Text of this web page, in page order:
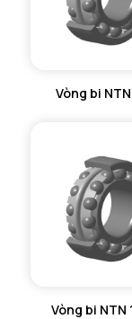
VÒNG BI LĂN TRỤ
GỐI ĐỠ 2 NỬA NTN
MÁY GIA NHIỆT NTN
Vòng bi
Vòng bi NTN